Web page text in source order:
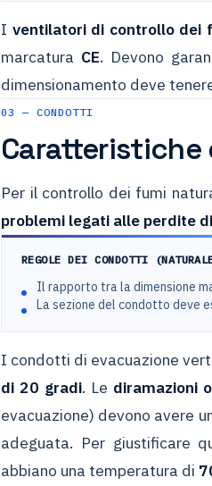
I ventilatori di controllo dei
marcatura CE. Devono
dimensionamento deve
03 — CONDOTTI
Per il controllo dei fumi
problemi legati alle perdite
REGOLE DEI CONDOTTI
Il rapporto tra la dimensione
La sezione del condotto deve
I condotti di evacuazione
di 20 gradi. Le diramazioni
evacuazione) devono avere
adeguata. Per giustificare
abbiano una temperatura di